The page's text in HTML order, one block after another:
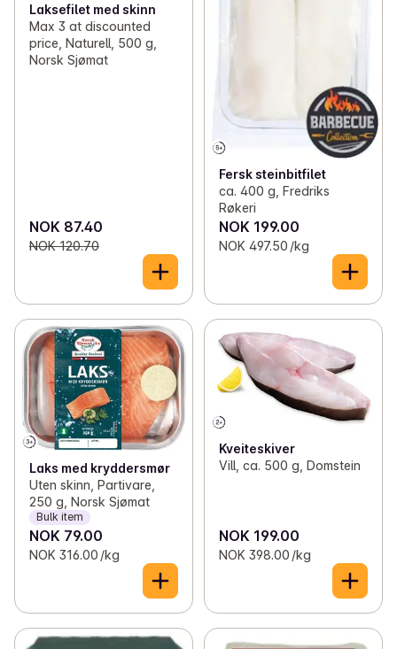
Laksefilet med skinn
Max 3 at discounted
price, Naturell, 500 g,
Norsk Sjømat
NOK 87.40
NOK 120.70
Fersk steinbitfilet
ca. 400 g, Fredriks
Røkeri
NOK 199.00
NOK 497.50 /kg
Laks med kryddersmør
Uten skinn, Partivare,
250 g, Norsk Sjømat
Bulk item
NOK 79.00
NOK 316.00 /kg
Kveiteskiver
Vill, ca. 500 g, Domstein
NOK 199.00
NOK 398.00 /kg